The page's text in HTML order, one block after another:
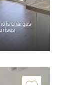
charges